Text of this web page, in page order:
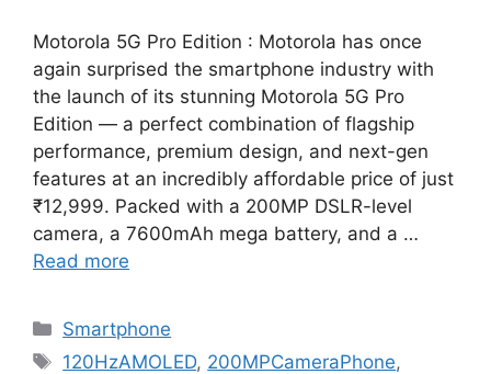
Motorola 5G Pro Edition : Motorola has once
again surprised the smartphone industry with
the launch of its stunning Motorola 5G Pro
Edition — a perfect combination of flagship
performance, premium design, and next-gen
features at an incredibly affordable price of just
₹12,999. Packed with a 200MP DSLR-level
camera, a 7600mAh mega battery, and a …
Read more
Categories
Smartphone
Tags
120HzAMOLED, 200MPCameraPhone,